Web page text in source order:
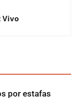
Vivo
por estafas